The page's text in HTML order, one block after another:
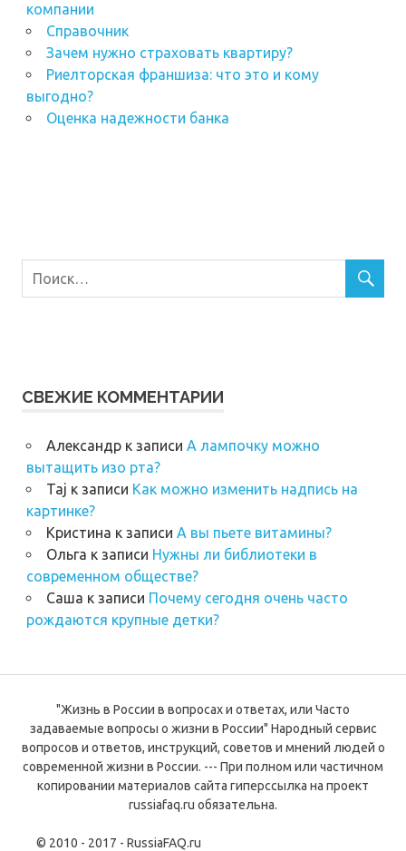
компании
Справочник
Зачем нужно страховать квартиру?
Риелторская франшиза: что это и кому
выгодно?
Оценка надежности банка
СВЕЖИЕ КОММЕНТАРИИ
Александрк записи А лампочку можно
вытащить изо рта?
Taj к записи Как можно изменить надпись на
картинке?
Кристина к записи А вы пьете витамины?
Ольга к записи Нужны ли библиотеки в
современном обществе?
Саша к записи Почему сегодня очень часто
рождаются крупные детки?
"Жизнь в России в вопросах и ответах, или Часто
задаваемые вопросы о жизни в России" Народный сервис
вопросов и ответов, инструкций, советов и мнений людей о
современной жизни в России. --- При полном или частичном
копировании материалов сайта гиперссылка на проект
russiafaq.ru обязательна.
© 2010 - 2017 - RussiaFAQ.ru